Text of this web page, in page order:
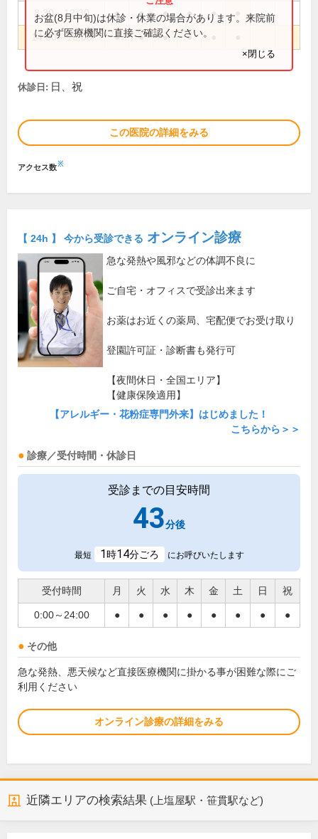
8:30～12:30 ● ● ● ● ●
14:00～18:00 ● ● ● ●
お盆(8月中旬)は休診・休業の場合があります。来院前
に必ず医療機関に直接ご確認ください。
×閉じる
休診日: 日、祝
この医院の詳細をみる
アクセス数※
【 24h 】 今から受診できる オンライン診療
急な発熱や風邪などの体調不良に
ご自宅・オフィスで受診出来ます
お薬はお近くの薬局、宅配便でお受け取り
登園許可証・診断書も発行可
【夜間休日・全国エリア】
【健康保険適用】
【アレルギー・花粉症専門外来】はじめました！
こちらから＞＞
診療／受付時間・休診日
受診までの目安時間
43分後
最短 1時14分ごろ にお呼びいたします
受付時間 月 火 水 木 金 土 日 祝
0:00～24:00 ● ● ● ● ● ● ● ●
その他
急な発熱、悪天候など直接医療機関に掛かる事が困難な際にご
利用ください
オンライン診療の詳細をみる
近隣エリアの検索結果 (上塩屋駅・笹貫駅など)